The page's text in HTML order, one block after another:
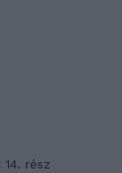
rész